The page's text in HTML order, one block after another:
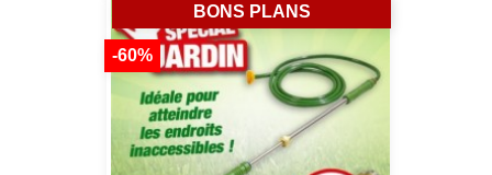
-60%
BONS PLANS